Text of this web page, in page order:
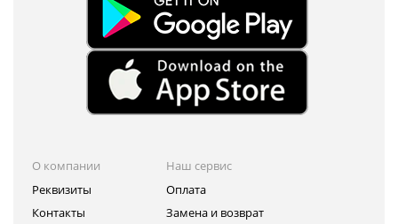
О компании
Реквизиты
Контакты
Наш сервис
Оплата
Замена и возврат